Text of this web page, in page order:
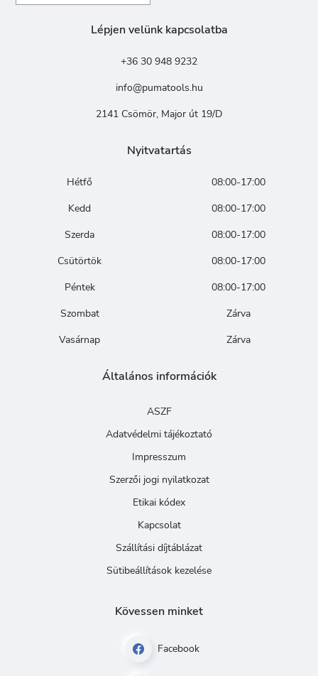
Lépjen velünk kapcsolatba
+36 30 948 9232
info@pumatools.hu
2141 Csömör, Major út 19/D
Nyitvatartás
Hétfő
08:00-17:00
Kedd
08:00-17:00
Szerda
08:00-17:00
Csütörtök
08:00-17:00
Péntek
08:00-17:00
Szombat
Zárva
Vasárnap
Zárva
Általános információk
ASZF
Adatvédelmi tájékoztató
Impresszum
Szerzői jogi nyilatkozat
Etikai kódex
Kapcsolat
Szállítási díjtáblázat
Sütibeállítások kezelése
Kövessen minket
Facebook